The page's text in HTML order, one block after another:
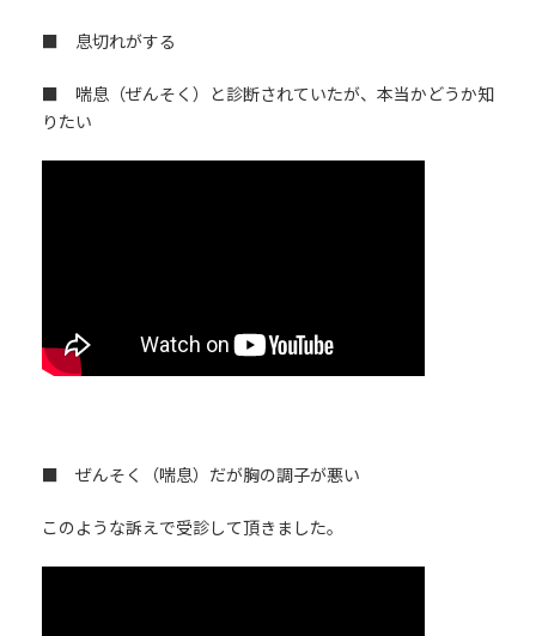
■ 息切れがする
■ 喘息（ぜんそく）と診断されていたが、本当かどうか知
りたい
■ ぜんそく（喘息）だが胸の調子が悪い
このような訴えで受診して頂きました。